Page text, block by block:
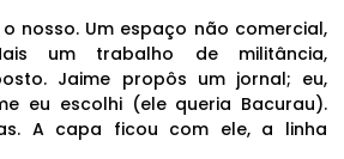
nosso. Um espaço não comercial,
um trabalho de militância,
Jaime propôs um jornal; eu,
eu escolhi (ele queria Bacurau).
A capa ficou com ele, a linha